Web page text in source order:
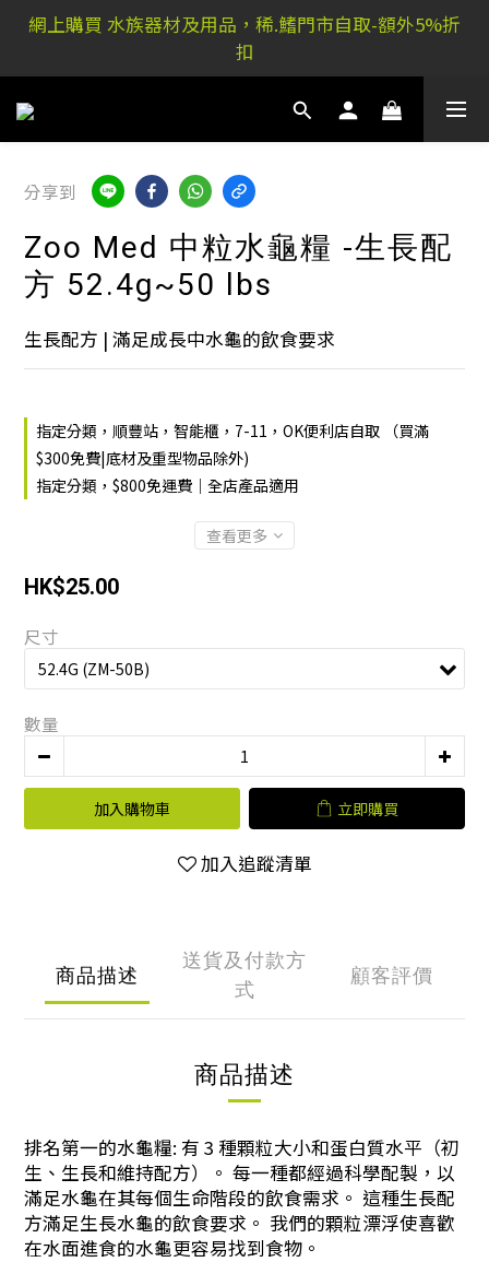
稀.鰭元朗店: 又新街51P號富祐閣16號地下｜ 稀.鰭旺角
店: 西洋菜南街101號金德行11樓
網上購買 水族器材及用品，稀.鰭門市自取-額外5%折
扣
店: 西洋菜南街101號金德行11樓
分享到
Zoo Med 中粒水龜糧 -生長配
方 52.4g~50 lbs
生長配方 | 滿足成長中水龜的飲食要求
指定分類，順豐站，智能櫃，7-11，OK便利店自取 （買滿
$300免費|底材及重型物品除外)
指定分類，$800免運費｜全店產品適用
查看更多
HK$25.00
尺寸
數量
加入購物車 立即購買
加入追蹤清單
商品描述
送貨及付款方
式
顧客評價
商品描述
排名第一的水龜糧: 有 3 種顆粒大小和蛋白質水平（初
生、生長和維持配方）。 每一種都經過科學配製，以
滿足水龜在其每個生命階段的飲食需求。 這種生長配
方滿足生長水龜的飲食要求。 我們的顆粒漂浮使喜歡
在水面進食的水龜更容易找到食物。